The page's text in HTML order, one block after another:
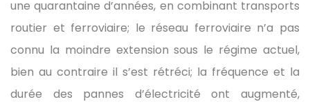
une quarantaine d’années, en combinant transports
routier et ferroviaire; le réseau ferroviaire n’a pas
connu la moindre extension sous le régime actuel,
bien au contraire il s’est rétréci; la fréquence et la
durée des pannes d’électricité ont augmenté,